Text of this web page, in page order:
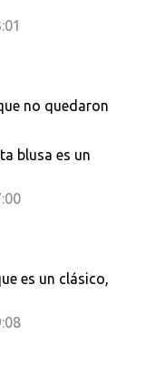
no quedaron
blusa es un
es un clásico,